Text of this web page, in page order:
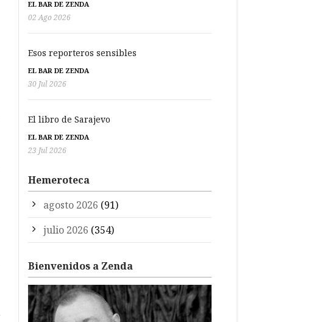
EL BAR DE ZENDA
02 Ago 2026
Esos reporteros sensibles
EL BAR DE ZENDA
30 Jul 2026
El libro de Sarajevo
EL BAR DE ZENDA
23 Jul 2026
Hemeroteca
agosto 2026 (91)
julio 2026 (354)
Bienvenidos a Zenda